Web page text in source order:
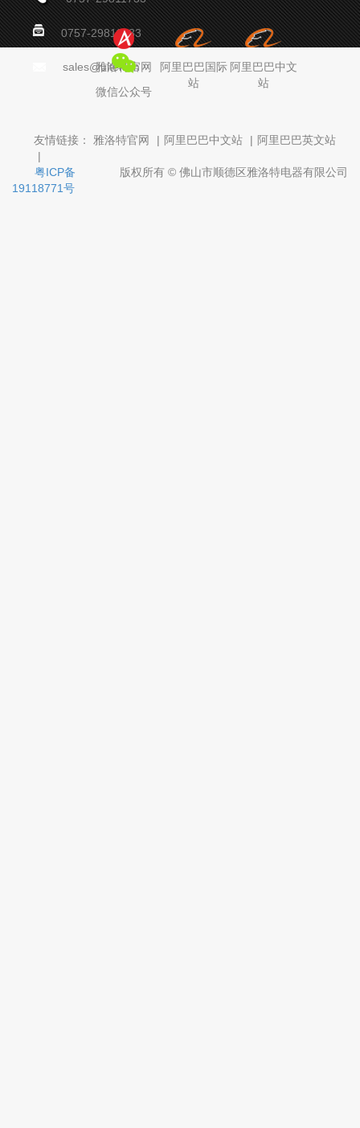
0757-29811733
sales@ultek.cn
雅洛特官网
阿里巴巴国际
站
阿里巴巴中文
站
微信公众号
友情链接： 雅洛特官网 | 阿里巴巴中文站 | 阿里巴巴英文站
|
版权所有 © 佛山市顺德区雅洛特电器有限公司
粤ICP备
19118771号